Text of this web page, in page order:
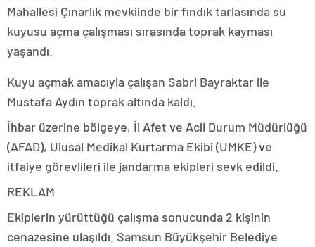
Mahallesi Çınarlık mevkiinde bir fındık tarlasında su
kuyusu açma çalışması sırasında toprak kayması
yaşandı.
Kuyu açmak amacıyla çalışan Sabri Bayraktar ile
Mustafa Aydın toprak altında kaldı.
İhbar üzerine bölgeye, İl Afet ve Acil Durum Müdürlüğü
(AFAD), Ulusal Medikal Kurtarma Ekibi (UMKE) ve
itfaiye görevlileri ile jandarma ekipleri sevk edildi.
REKLAM
Ekiplerin yürüttüğü çalışma sonucunda 2 kişinin
cenazesine ulaşıldı. Samsun Büyükşehir Belediye